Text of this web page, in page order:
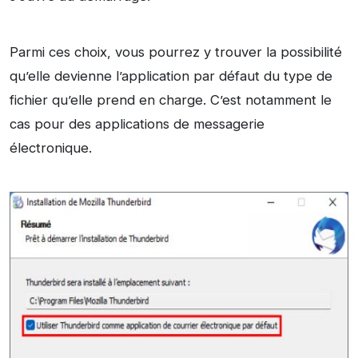
Parmi ces choix, vous pourrez y trouver la possibilité
qu’elle devienne l’application par défaut du type de
fichier qu’elle prend en charge. C’est notamment le
cas pour des applications de messagerie
électronique.